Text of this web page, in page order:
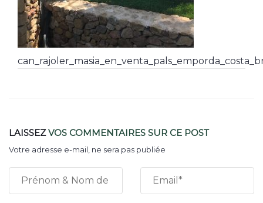
LAISSEZVOS COMMENTAIRES SUR CE POST
Votre adresse e-mail, ne sera pas publiée